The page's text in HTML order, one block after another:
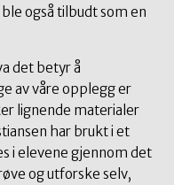
også tilbudt som en
det betyr å
av våre opplegg er
lignende materialer
har brukt i et
i elevene gjennom det
og utforske selv,